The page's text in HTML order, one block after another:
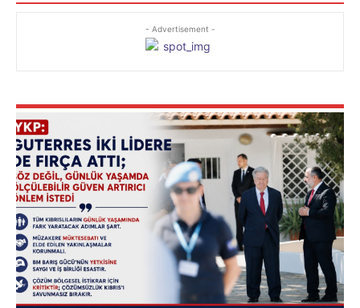
- Advertisement -